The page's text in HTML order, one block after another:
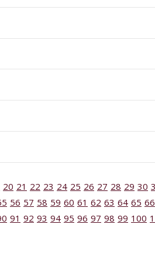
20 21 22 23 24 25 26 27 28 29 30
56 57 58 59 60 61 62 63 64 65 66
91 92 93 94 95 96 97 98 99 100